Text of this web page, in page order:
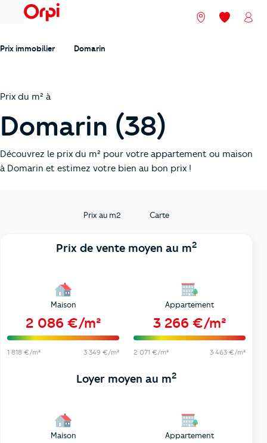
menu Nos agences
Mes
Prix immobilier Domarin
Prix du m² à
Domarin (38)
Découvrez le prix du m² pour votre appartement ou maison
à Domarin et estimez votre bien au bon prix !
Prix au m2 Carte
Prix de vente moyen au m2
Maison
2 086 €/m²
1 818 €/m² 3 349 €/m²
Appartement
3 266 €/m²
2 071 €/m² 3 463 €/m²
Loyer moyen au m2
Maison Appartement